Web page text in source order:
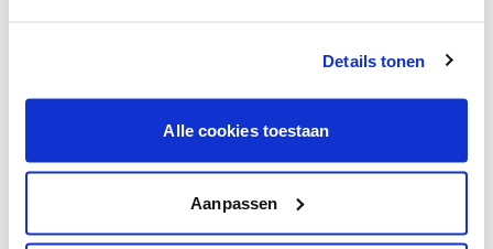
Details tonen
Alle cookies toestaan
Aanpassen
Kleuradvies aan huis
en je meubels.
Krijg ineens een technologische check-up
van je muren.